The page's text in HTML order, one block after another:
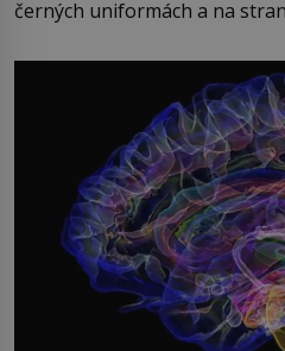
černých uniformách a na
přízračná scéna znamená?
světová válka se chýlí ke